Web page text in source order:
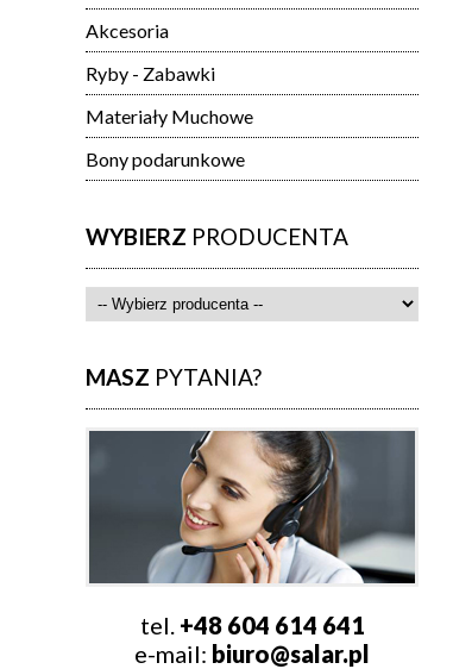
Akcesoria
Ryby - Zabawki
Materiały Muchowe
Bony podarunkowe
WYBIERZ PRODUCENTA
MASZ PYTANIA?
tel. +48 604 614 641
e-mail: biuro@salar.pl